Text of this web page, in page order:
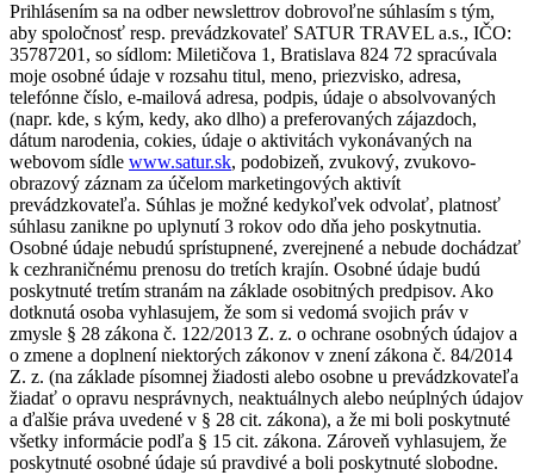
Prihlásením sa na odber newslettrov dobrovoľne súhlasím s tým,
aby spoločnosť resp. prevádzkovateľ SATUR TRAVEL a.s., IČO:
35787201, so sídlom: Miletičova 1, Bratislava 824 72 spracúvala
moje osobné údaje v rozsahu titul, meno, priezvisko, adresa,
telefónne číslo, e-mailová adresa, podpis, údaje o absolvovaných
(napr. kde, s kým, kedy, ako dlho) a preferovaných zájazdoch,
dátum narodenia, cokies, údaje o aktivitách vykonávaných na
webovom sídle www.satur.sk, podobizeň, zvukový, zvukovo-
obrazový záznam za účelom marketingových aktivít
prevádzkovateľa. Súhlas je možné kedykoľvek odvolať, platnosť
súhlasu zanikne po uplynutí 3 rokov odo dňa jeho poskytnutia.
Osobné údaje nebudú sprístupnené, zverejnené a nebude dochádzať
k cezhraničnému prenosu do tretích krajín. Osobné údaje budú
poskytnuté tretím stranám na základe osobitných predpisov. Ako
dotknutá osoba vyhlasujem, že som si vedomá svojich práv v
zmysle § 28 zákona č. 122/2013 Z. z. o ochrane osobných údajov a
o zmene a doplnení niektorých zákonov v znení zákona č. 84/2014
Z. z. (na základe písomnej žiadosti alebo osobne u prevádzkovateľa
žiadať o opravu nesprávnych, neaktuálnych alebo neúplných údajov
a ďalšie práva uvedené v § 28 cit. zákona), a že mi boli poskytnuté
všetky informácie podľa § 15 cit. zákona. Zároveň vyhlasujem, že
poskytnuté osobné údaje sú pravdivé a boli poskytnuté slobodne.